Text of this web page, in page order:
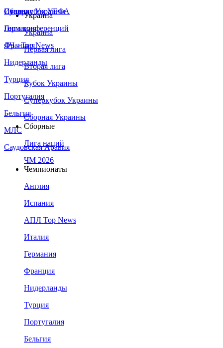
Сборная Украины
Италия
Германия
Франция
Нидерланды
Турция
Португалия
Бельгия
МЛС
Саудовская Аравия
Суперкубок УЕФА
Лига конференций
ЛЧ - Top News
Украина
Украина
Первая лига
Вторая лига
Кубок Украины
Суперкубок Украины
Сборная Украины
Сборные
Лига наций
ЧМ 2026
Чемпионаты
Англия
Испания
АПЛ Top News
Италия
Германия
Франция
Нидерланды
Турция
Португалия
Бельгия